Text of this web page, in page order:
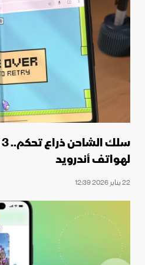
لهواتف أندرويد
22 يناير 2026 12:39